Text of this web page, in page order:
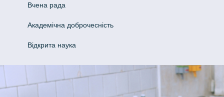
Вчена рада
Академічна доброчесність
Відкрита наука